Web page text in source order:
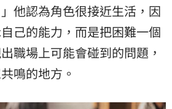
他認為角色很接近生活，因
己的能力，而是把困難一個
職場上可能會碰到的問題，
鳴的地方。